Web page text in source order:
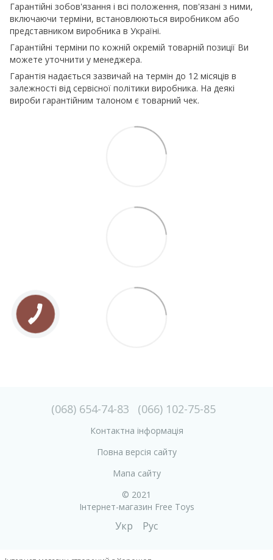
Гарантійні зобов'язання і всі положення, пов'язані з ними,
включаючи терміни, встановлюються виробником або
представником виробника в Україні.
Гарантійні терміни по кожній окремій товарній позиції Ви
можете уточнити у менеджера.
Гарантія надається зазвичай на термін до 12 місяців в
залежності від сервісної політики виробника. На деякі
вироби гарантійним талоном є товарний чек.
(068) 654-74-83 (066) 102-75-85
Контактна інформація
Повна версія сайту
Мапа сайту
© 2021
Інтернет-магазин Free Toys
Укр Рус